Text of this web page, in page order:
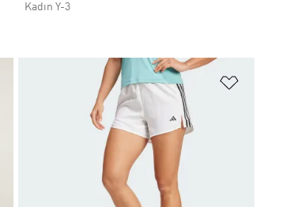
Kadın Y-3
Favori Listesine Ekle